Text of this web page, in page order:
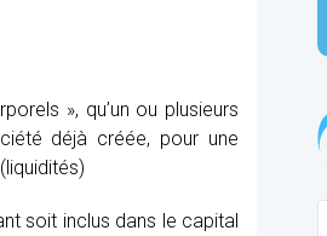
», qu’un ou plusieurs
déjà créée, pour une
soit inclus dans le capital